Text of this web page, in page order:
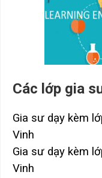
Các lớp gia
Gia sư dạy kèm
Vinh
Gia sư dạy kèm
Vinh